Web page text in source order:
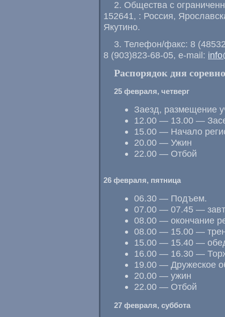
2. Общества с
152641, : Россия,
Якутино.
3. Телефон/факс: 8
8 (903)823-68-05, e-mail:
Распорядок дня
25 февраля, четверг
Заезд, размещение
12.00 — 13.00 —
15.00 — Начало
20.00 — Ужин
22.00 — Отбой
26 февраля, пятница
06.30 — Подъем.
07.00 — 07.45 —
08.00 — окончание
08.00 — 15.00 —
15.00 — 15.40 —
16.00 — 16.30 —
19.00 — Дружеское
20.00 — ужин
22.00 — Отбой
27 февраля, суббота